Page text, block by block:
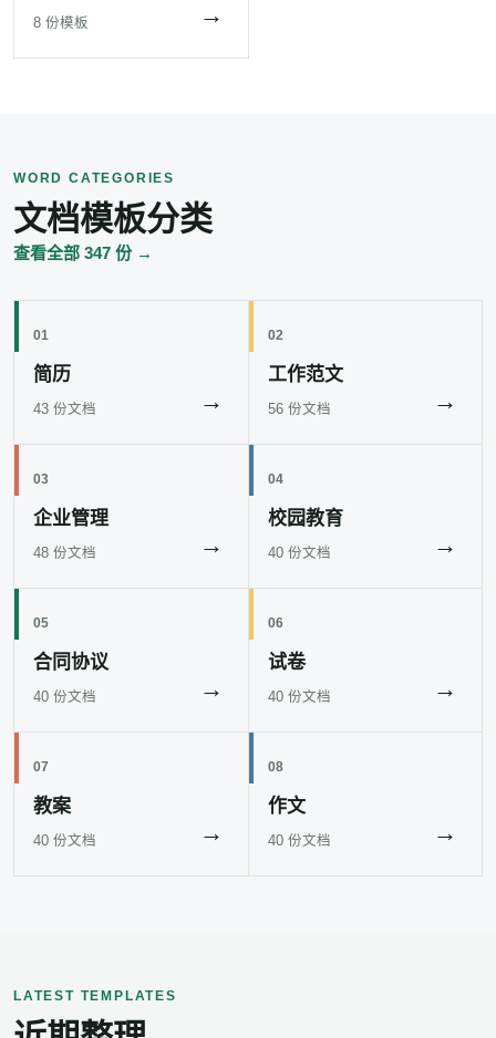
8 份模板 →
WORD CATEGORIES
文档模板分类
查看全部 347 份 →
01
简历
43 份文档 →
02
工作范文
56 份文档 →
03
企业管理
48 份文档 →
04
校园教育
40 份文档 →
05
合同协议
40 份文档 →
06
试卷
40 份文档 →
07
教案
40 份文档 →
08
作文
40 份文档 →
LATEST TEMPLATES